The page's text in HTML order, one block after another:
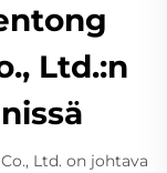
Ltd.:n
Ltd. on johtava